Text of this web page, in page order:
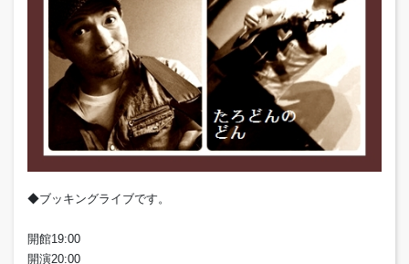
◆ブッキングライブです。
開館19:00
開演20:00